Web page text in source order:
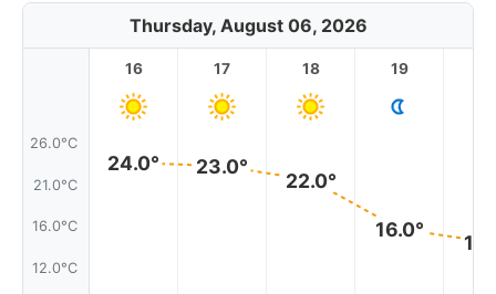
Thursday, August 06, 2026
26.0°C
21.0°C
16.0°C
12.0°C
16
24.0°
17
23.0°
18
22.0°
19
16.0°